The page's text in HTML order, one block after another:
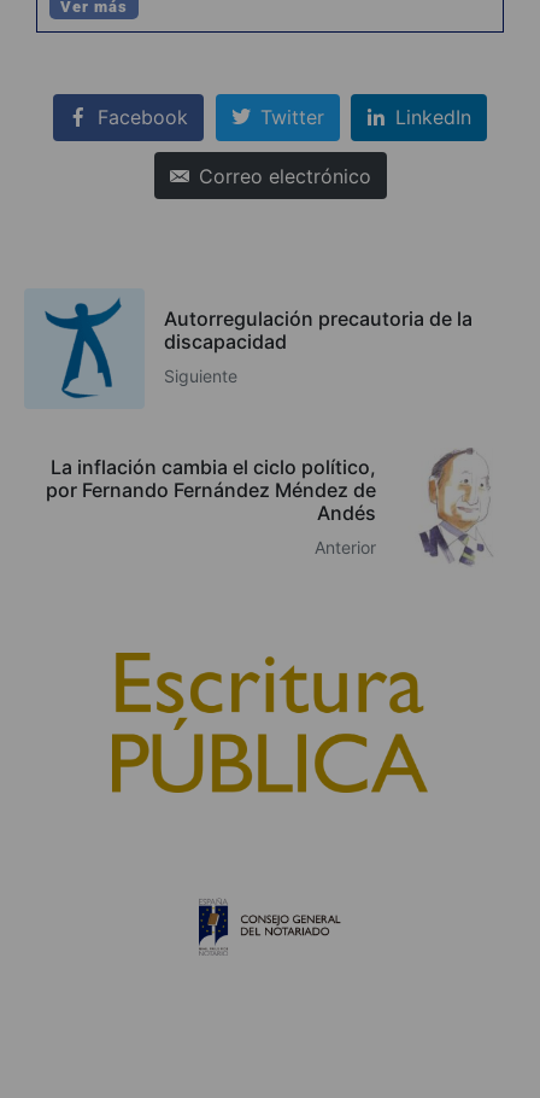
Ver más
Facebook Twitter LinkedIn
Correo electrónico
Autorregulación precautoria de la
discapacidad
Siguiente
La inflación cambia el ciclo político,
por Fernando Fernández Méndez de
Andés
Anterior